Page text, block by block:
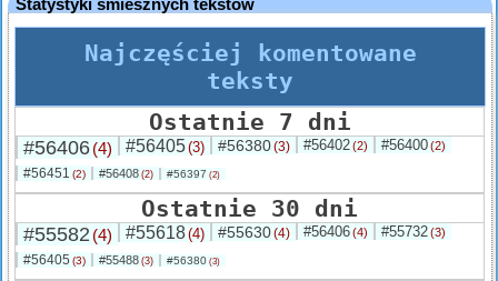
Statystyki śmiesznych tekstów
Najczęściej komentowane
teksty
Ostatnie 7 dni
#56406(4) #56405(3) #56380(3) #56402(2) #56400(2)
#56451 (2) #56408 (2) #56397 (2)
Ostatnie 30 dni
#55582 (4) #55618(4) #55630(4) #56406(4) #55732(3)
#56405 (3) #55488 (3) #56380 (3)